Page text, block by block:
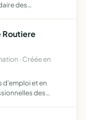
des
Routiere
· Créée en
d'emploi et en
des